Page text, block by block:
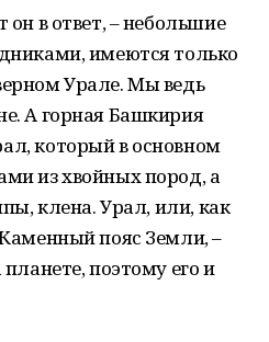
в ответ, – небольшие
имеются только
Урале. Мы ведь
А горная Башкирия
который в основном
из хвойных пород, а
клена. Урал, или, как
пояс Земли, –
поэтому его и